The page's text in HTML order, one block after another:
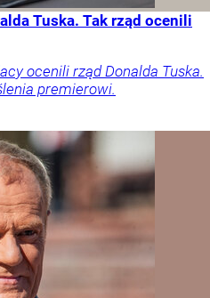
Tuska. Tak rząd ocenili
ocenili rząd Donalda Tuska.
premierowi.